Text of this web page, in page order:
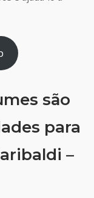
são
para
–